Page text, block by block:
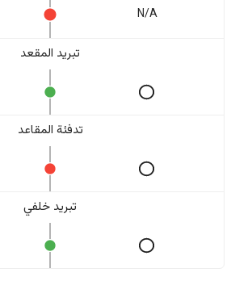
N/A
تبريد المقعد
تدفئة المقاعد
تبريد خلفي